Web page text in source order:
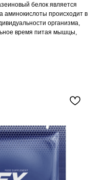
белок является
аминокислоты происходит в
организма,
время питая мышцы,